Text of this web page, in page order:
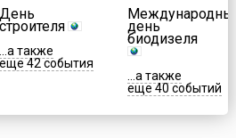
День
строителя
...а также
еще 42 события
день
биодизеля
...а также
еще 40 событий